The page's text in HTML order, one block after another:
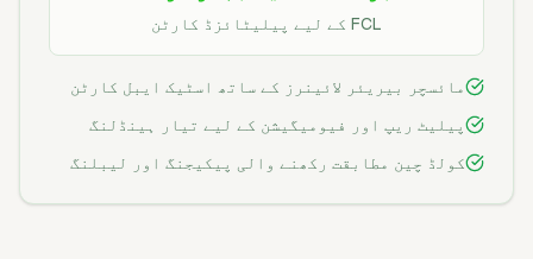
FCL کے لیے پیلیٹائزڈ کارٹن
مائسچر بیریئر لائینرز کے ساتھ اسٹیک ایبل کارٹن
پیلیٹ ریپ اور فیومیگیشن کے لیے تیار ہینڈلنگ
کولڈ چین مطابقت رکھنے والی پیکیجنگ اور لیبلنگ